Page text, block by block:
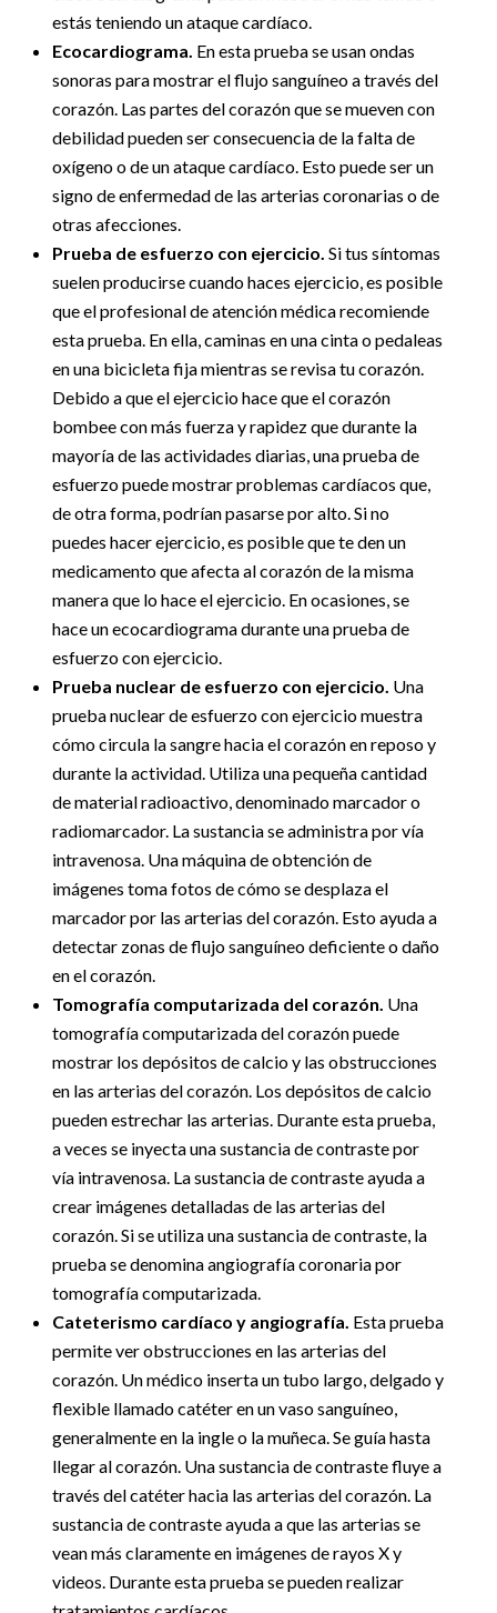
estás teniendo un ataque cardíaco.
Ecocardiograma. En esta prueba se usan ondas
sonoras para mostrar el flujo sanguíneo a través del
corazón. Las partes del corazón que se mueven con
debilidad pueden ser consecuencia de la falta de
oxígeno o de un ataque cardíaco. Esto puede ser un
signo de enfermedad de las arterias coronarias o de
otras afecciones.
Prueba de esfuerzo con ejercicio.Si tus síntomas
suelen producirse cuando haces ejercicio, es posible
que el profesional de atención médica recomiende
esta prueba. En ella, caminas en una cinta o pedaleas
en una bicicleta fija mientras se revisa tu corazón.
Debido a que el ejercicio hace que el corazón
bombee con más fuerza y rapidez que durante la
mayoría de las actividades diarias, una prueba de
esfuerzo puede mostrar problemas cardíacos que,
de otra forma, podrían pasarse por alto. Si no
puedes hacer ejercicio, es posible que te den un
medicamento que afecta al corazón de la misma
manera que lo hace el ejercicio. En ocasiones, se
hace un ecocardiograma durante una prueba de
esfuerzo con ejercicio.
Prueba nuclear de esfuerzo con ejercicio. Una
prueba nuclear de esfuerzo con ejercicio muestra
cómo circula la sangre hacia el corazón en reposo y
durante la actividad. Utiliza una pequeña cantidad
de material radioactivo, denominado marcador o
radiomarcador. La sustancia se administra por vía
intravenosa. Una máquina de obtención de
imágenes toma fotos de cómo se desplaza el
marcador por las arterias del corazón. Esto ayuda a
detectar zonas de flujo sanguíneo deficiente o daño
en el corazón.
Tomografía computarizada del corazón. Una
tomografía computarizada del corazón puede
mostrar los depósitos de calcio y las obstrucciones
en las arterias del corazón. Los depósitos de calcio
pueden estrechar las arterias. Durante esta prueba,
a veces se inyecta una sustancia de contraste por
vía intravenosa. La sustancia de contraste ayuda a
crear imágenes detalladas de las arterias del
corazón. Si se utiliza una sustancia de contraste, la
prueba se denomina angiografía coronaria por
tomografía computarizada.
Cateterismo cardíaco y angiografía. Esta prueba
permite ver obstrucciones en las arterias del
corazón. Un médico inserta un tubo largo, delgado y
flexible llamado catéter en un vaso sanguíneo,
generalmente en la ingle o la muñeca. Se guía hasta
llegar al corazón. Una sustancia de contraste fluye a
través del catéter hacia las arterias del corazón. La
sustancia de contraste ayuda a que las arterias se
vean más claramente en imágenes de rayos X y
videos. Durante esta prueba se pueden realizar